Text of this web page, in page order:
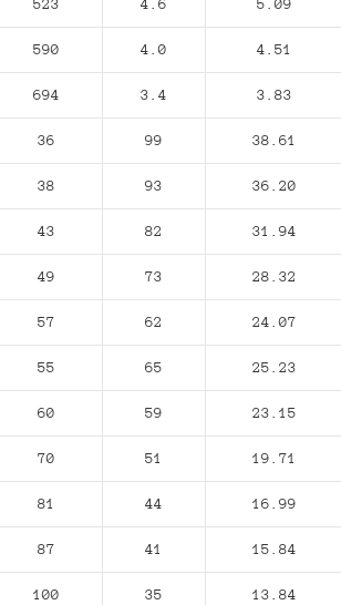
523 4.6 5.09
590 4.0 4.51
694 3.4 3.83
36 99 38.61
38 93 36.20
43 82 31.94
49 73 28.32
57 62 24.07
55 65 25.23
60 59 23.15
70 51 19.71
81 44 16.99
87 41 15.84
100 35 13.84